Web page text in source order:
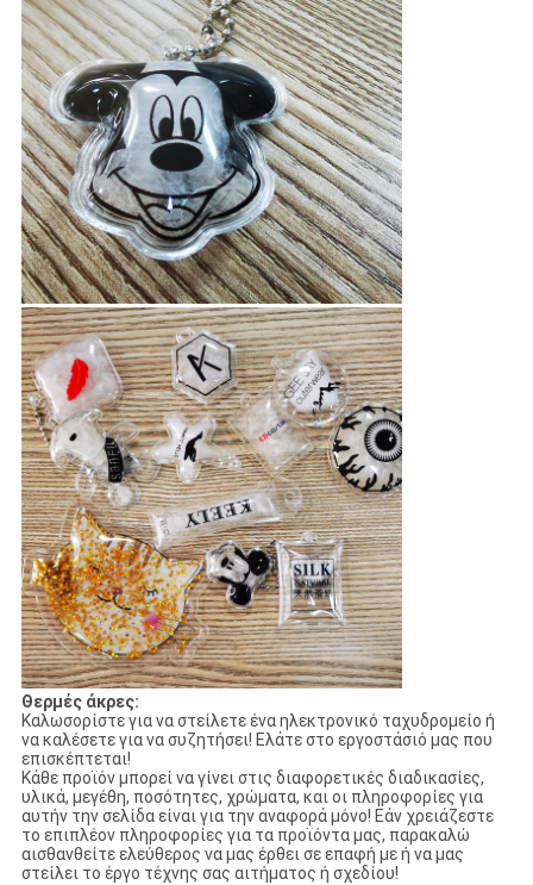
Θερμές άκρες:
Καλωσορίστε για να στείλετε ένα ηλεκτρονικό ταχυδρομείο ή
να καλέσετε για να συζητήσει! Ελάτε στο εργοστάσιό μας που
επισκέπτεται!
Κάθε προϊόν μπορεί να γίνει στις διαφορετικές διαδικασίες,
υλικά, μεγέθη, ποσότητες, χρώματα, και οι πληροφορίες για
αυτήν την σελίδα είναι για την αναφορά μόνο! Εάν χρειάζεστε
το επιπλέον πληροφορίες για τα προϊόντα μας, παρακαλώ
αισθανθείτε ελεύθερος να μας έρθει σε επαφή με ή να μας
στείλει το έργο τέχνης σας αιτήματος ή σχεδίου!